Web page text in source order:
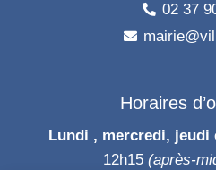
02 37
Horaires
Lundi , mercredi, jeudi
12h15 (après-